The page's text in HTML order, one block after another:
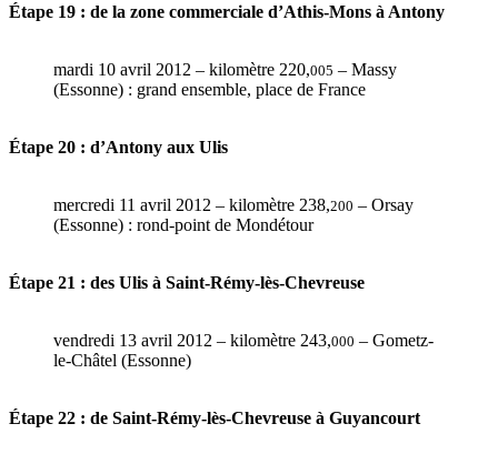
Étape 19 : de la zone commerciale d’Athis-Mons à Antony
mardi 10 avril 2012 – kilomètre 220,005 – Massy
(Essonne) : grand ensemble, place de France
Étape 20 : d’Antony aux Ulis
mercredi 11 avril 2012 – kilomètre 238,200 – Orsay
(Essonne) : rond-point de Mondétour
Étape 21 : des Ulis à Saint-Rémy-lès-Chevreuse
vendredi 13 avril 2012 – kilomètre 243,000 – Gometz-
le-Châtel (Essonne)
Étape 22 : de Saint-Rémy-lès-Chevreuse à Guyancourt